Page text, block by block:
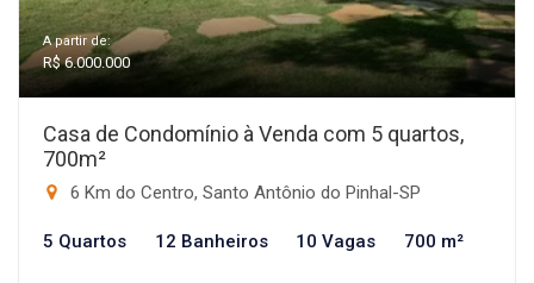
A partir de:
R$ 6.000.000
Casa de Condomínio à Venda com 5 quartos,
700m²
6 Km do Centro, Santo Antônio do Pinhal-SP
5 Quartos 12 Banheiros 10 Vagas 700 m²